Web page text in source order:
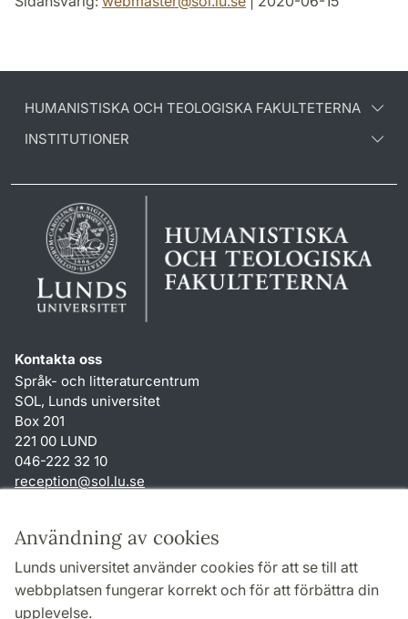
Användning av cookies
Lunds universitet använder cookies för att se till att
webbplatsen fungerar korrekt och för att förbättra din
upplevelse.
HUMANISTISKA OCH TEOLOGISKA FAKULTETERNA
INSTITUTIONER
Kontakta oss
Språk- och litteraturcentrum
SOL, Lunds universitet
Box 201
221 00 LUND
046-222 32 10
reception@sol.lu.se
Genvägar
Om webbplatsen och cookies
Behandling av personuppgifter
Tillgänglighetsredogörelse